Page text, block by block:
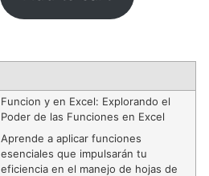
Funcion y en Excel: Explorando el
Poder de las Funciones en Excel
Aprende a aplicar funciones
esenciales que impulsarán tu
eficiencia en el manejo de hojas de